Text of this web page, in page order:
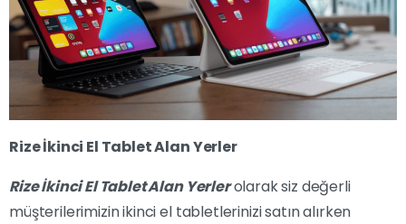
Rize İkinci El Tablet Alan Yerler
Rize İkinci El Tablet Alan Yerlerolarak siz değerli
müşterilerimizin ikinci el tabletlerinizi satın alırken